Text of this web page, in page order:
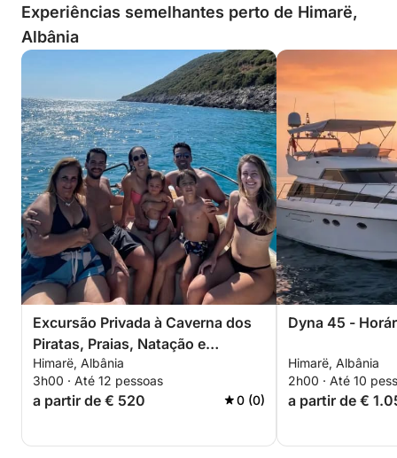
Experiências semelhantes perto de Himarë,
Albânia
Excursão Privada à Caverna dos
Piratas, Praias, Natação e
Mergulho com Snorkel – Excursão
Exclusiva de 3 Horas
Himarë, Albânia
3h00 · Até 12 pessoas
a partir de € 520 0 (0)
Dyna 45 -
Himarë, Albânia
2h00 · Até 10
a partir de €